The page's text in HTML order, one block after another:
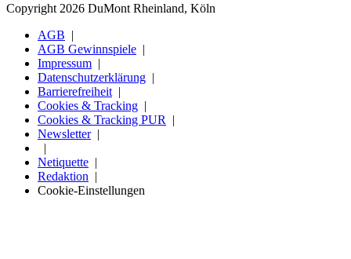
Copyright 2026 DuMont Rheinland, Köln
AGB
AGB Gewinnspiele
Impressum
Datenschutzerklärung
Barrierefreiheit
Cookies & Tracking
Cookies & Tracking PUR
Newsletter
Netiquette
Redaktion
Cookie-Einstellungen